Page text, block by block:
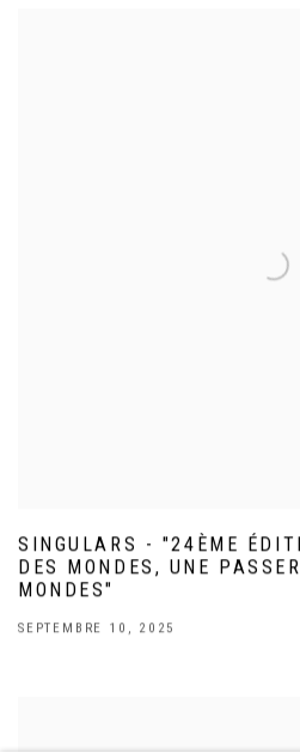
SINGULARS - "24ÈME
DES MONDES, UNE
MONDES"
SEPTEMBRE 10, 2025